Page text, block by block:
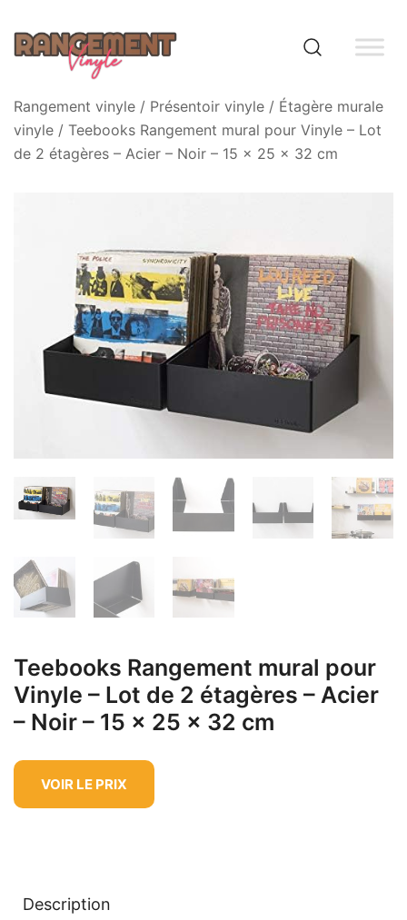
content
Rangement vinyle
Rangement vinyle / Présentoir vinyle / Étagère murale
vinyle / Teebooks Rangement mural pour Vinyle – Lot
de 2 étagères – Acier – Noir – 15 x 25 x 32 cm
Teebooks Rangement mural pour
Vinyle – Lot de 2 étagères – Acier
– Noir – 15 x 25 x 32 cm
VOIR LE PRIX
Description